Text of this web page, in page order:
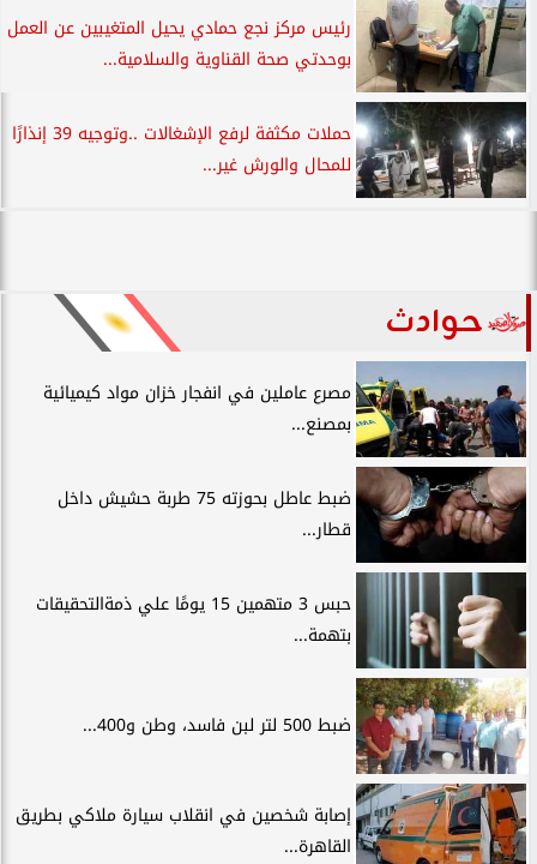
رئيس مركز نجع حمادي يحيل المتغيبين عن العمل
بوحدتي صحة القناوية والسلامية...
حملات مكثفة لرفع الإشغالات ..وتوجيه 39 إنذارًا
للمحال والورش غير...
حوادث
مصرع عاملين في انفجار خزان مواد كيميائية
بمصنع...
ضبط عاطل بحوزته 75 طربة حشيش داخل
قطار...
حبس 3 متهمين 15 يومًا علي ذمةالتحقيقات
بتهمة...
ضبط 500 لتر لبن فاسد، وطن و400...
إصابة شخصين في انقلاب سيارة ملاكي بطريق
القاهرة...